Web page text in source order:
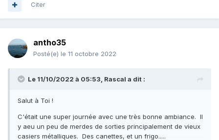
Citer
antho35
Posté(e) le 11 octobre 2022
Le 11/10/2022 à 05:53, Rascal a dit :
Salut à Toi !
C'était une super journée avec une très bonne ambiance. Il
y aeu un peu de merdes de sorties principalement de vieux
casiers métalliques. Des canettes, et un frigo.....